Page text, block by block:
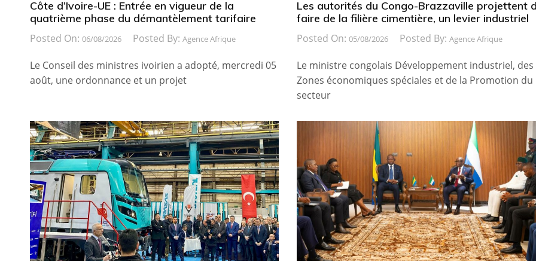
Côte d’Ivoire-UE : Entrée en vigueur de la
quatrième phase du démantèlement tarifaire
Posted On: 06/08/2026 Posted By: Agence Afrique
Le Conseil des ministres ivoirien a adopté, mercredi 05
août, une ordonnance et un projet
Les autorités du Congo-Brazzaville projettent
faire de la filière cimentière, un levier industriel
Posted On: 05/08/2026 Posted By: Agence Afrique
Le ministre congolais Développement industriel, des
Zones économiques spéciales et de la Promotion du
secteur